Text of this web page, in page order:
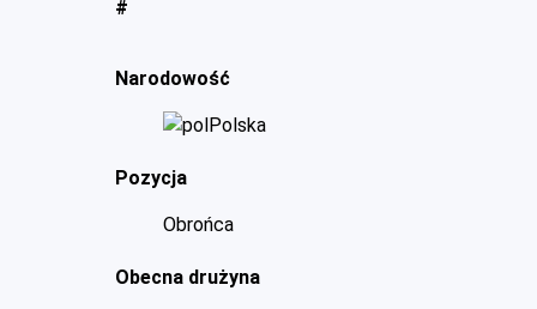
#
Narodowość
Polska
Pozycja
Obrońca
Obecna drużyna